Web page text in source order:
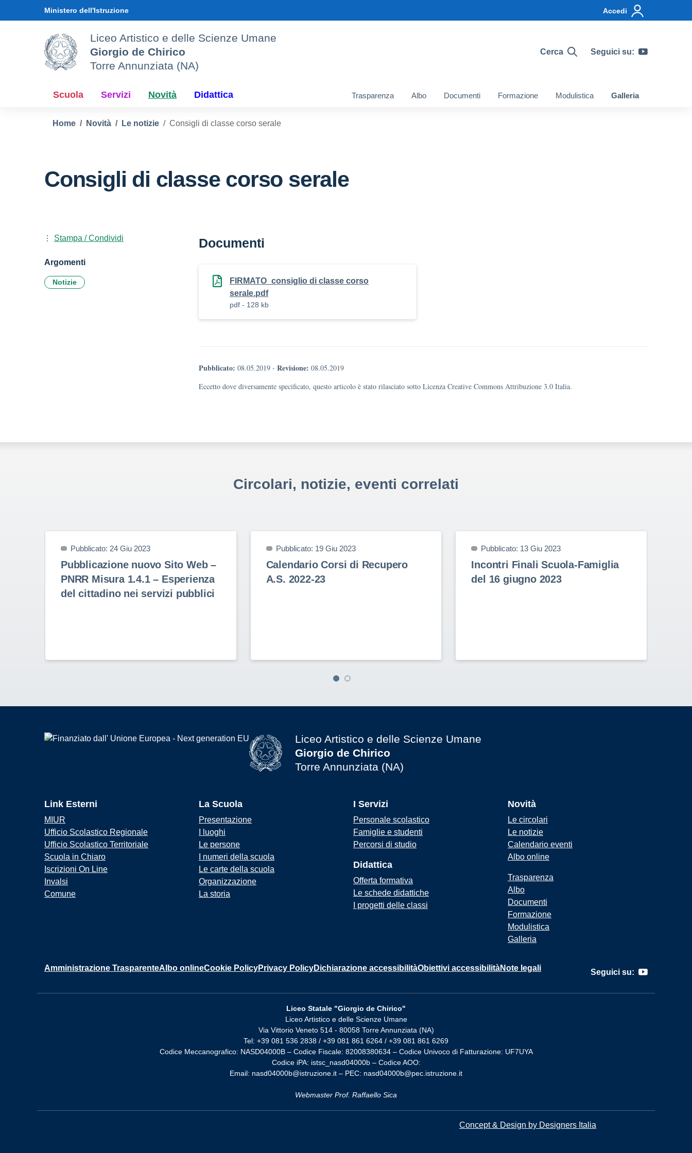
Ministero dell'Istruzione Accedi
Liceo Artistico e delle Scienze Umane
Giorgio de Chirico
Torre Annunziata (NA)
Cerca Seguici su:
Scuola Servizi Novità Didattica Trasparenza Albo Documenti Formazione Modulistica Galleria
Home Novità Le notizie Consigli di classe corso serale
Consigli di classe corso serale
Documenti
FIRMATO_consiglio di classe corso
serale.pdf
pdf - 128 kb
Pubblicato: 08.05.2019 - Revisione: 08.05.2019
Eccetto dove diversamente specificato, questo articolo è stato rilasciato sotto Licenza Creative Commons Attribuzione 3.0 Italia.
Stampa / Condividi
Argomenti
Notizie
Circolari, notizie, eventi correlati
Pubblicato: 24 Giu 2023
Pubblicazione nuovo Sito Web –
PNRR Misura 1.4.1 – Esperienza
del cittadino nei servizi pubblici
Pubblicato: 19 Giu 2023
Calendario Corsi di Recupero
A.S. 2022-23
Pubblicato: 13 Giu 2023
Incontri Finali Scuola-Famiglia
del 16 giugno 2023
Liceo Artistico e delle Scienze Umane
Giorgio de Chirico
Torre Annunziata (NA)
Link Esterni
MIUR
Ufficio Scolastico Regionale
Ufficio Scolastico Territoriale
Scuola in Chiaro
Iscrizioni On Line
Invalsi
Comune
La Scuola
Presentazione
I luoghi
Le persone
I numeri della scuola
Le carte della scuola
Organizzazione
La storia
I Servizi
Personale scolastico
Famiglie e studenti
Percorsi di studio
Didattica
Offerta formativa
Le schede didattiche
I progetti delle classi
Novità
Le circolari
Le notizie
Calendario eventi
Albo online
Trasparenza
Albo
Documenti
Formazione
Modulistica
Galleria
Amministrazione TrasparenteAlbo onlineCookie PolicyPrivacy PolicyDichiarazione accessibilitàObiettivi accessibilitàNote legali Seguici su:
Liceo Statale "Giorgio de Chirico"
Liceo Artistico e delle Scienze Umane
Via Vittorio Veneto 514 - 80058 Torre Annunziata (NA)
Tel: +39 081 536 2838 / +39 081 861 6264 / +39 081 861 6269
Codice Meccanografico: NASD04000B – Codice Fiscale: 82008380634 – Codice Univoco di Fatturazione: UF7UYA
Codice iPA: istsc_nasd04000b – Codice AOO:
Email: nasd04000b@istruzione.it – PEC: nasd04000b@pec.istruzione.it
Webmaster Prof. Raffaello Sica
Concept & Design by Designers Italia